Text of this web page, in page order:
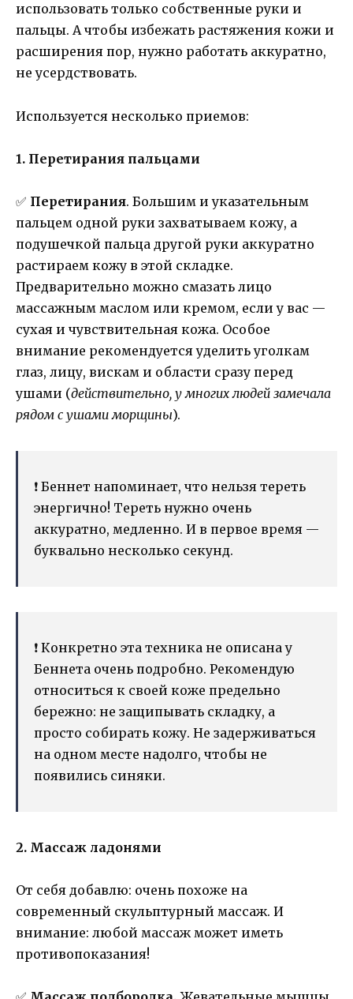
использовать только собственные руки и
пальцы. А чтобы избежать растяжения кожи и
расширения пор, нужно работать аккуратно,
не усердствовать.
Используется несколько приемов:
1. Перетирания пальцами
✅ Перетирания. Большим и указательным
пальцем одной руки захватываем кожу, а
подушечкой пальца другой руки аккуратно
растираем кожу в этой складке.
Предварительно можно смазать лицо
массажным маслом или кремом, если у вас —
сухая и чувствительная кожа. Особое
внимание рекомендуется уделить уголкам
глаз, лицу, вискам и области сразу перед
ушами (действительно, у многих людей замечала
рядом с ушами морщины).
❗️ Беннет напоминает, что нельзя тереть
энергично! Тереть нужно очень
аккуратно, медленно. И в первое время —
буквально несколько секунд.
❗️ Конкретно эта техника не описана у
Беннета очень подробно. Рекомендую
относиться к своей коже предельно
бережно: не защипывать складку, а
просто собирать кожу. Не задерживаться
на одном месте надолго, чтобы не
появились синяки.
2. Массаж ладонями
От себя добавлю: очень похоже на
современный скульптурный массаж. И
внимание: любой массаж может иметь
противопоказания!